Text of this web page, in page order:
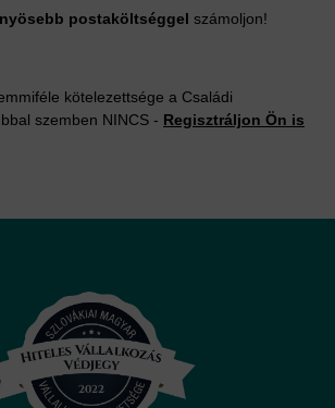
postaköltséggel számoljon!
kötelezettsége a Családi
szemben NINCS - Regisztráljon Ön is